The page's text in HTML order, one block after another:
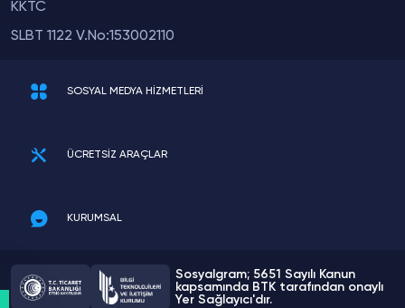
KKTC
SLBT 1122 V.No:153002110
SOSYAL MEDYA HİZMETLERİ
ÜCRETSİZ ARAÇLAR
KURUMSAL
Sosyalgram; 5651 Sayılı Kanun
kapsamında BTK tarafından onaylı
Yer Sağlayıcı'dır.